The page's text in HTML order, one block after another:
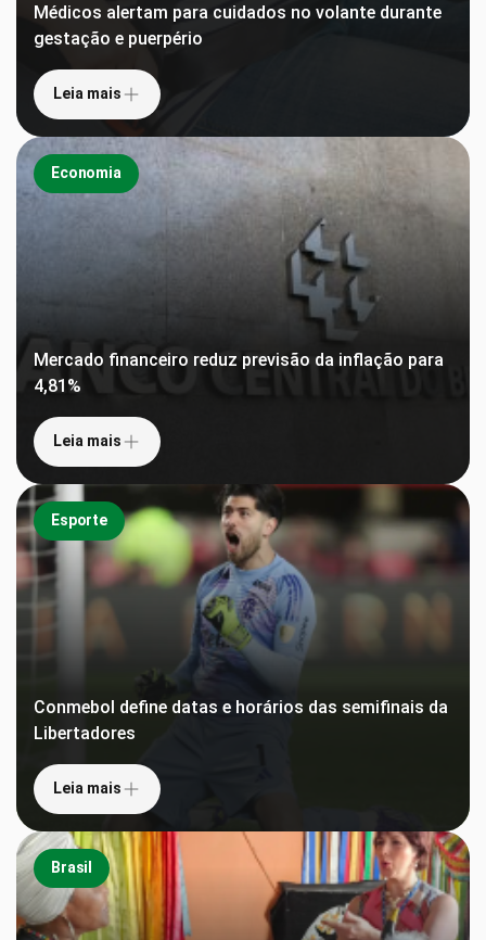
Médicos alertam para cuidados no volante durante
gestação e puerpério
Leia mais
Economia
Mercado financeiro reduz previsão da inflação para
4,81%
Leia mais
Esporte
Conmebol define datas e horários das semifinais da
Libertadores
Leia mais
Brasil